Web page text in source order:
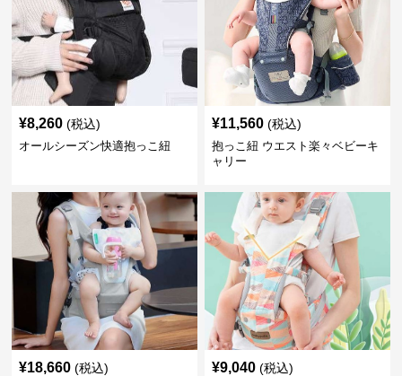
¥8,260 (税込)
オールシーズン快適抱っこ紐
¥11,560 (税込)
抱っこ紐 ウエスト楽々ベビーキ
ャリー
¥18,660 (税込) ¥9,040 (税込)